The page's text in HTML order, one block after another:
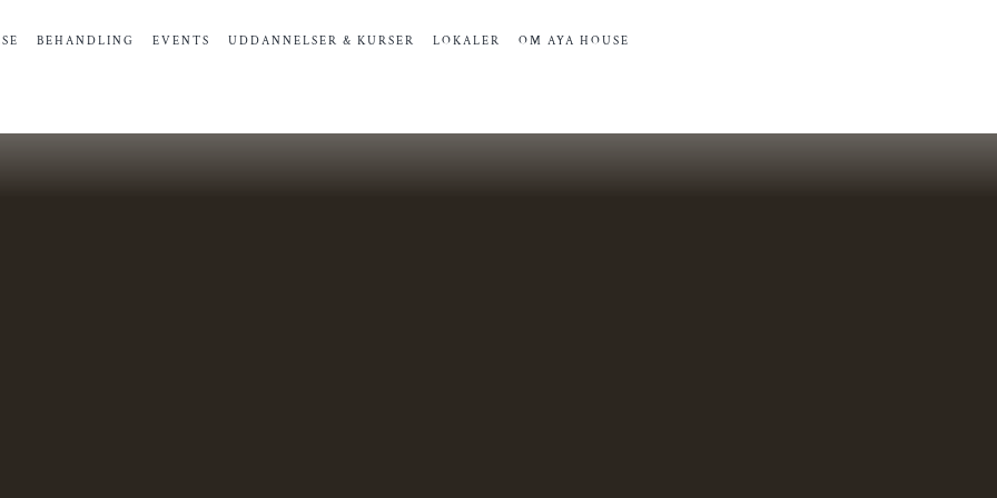
BEHANDLING EVENTS UDDANNELSER & KURSER LOKALER OM AYA HOUSE